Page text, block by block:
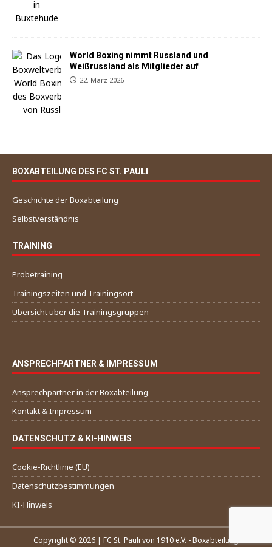
World Boxing nimmt Russland und
Weißrussland als Mitglieder auf
22. März 2026
BOXABTEILUNG DES FC ST. PAULI
Geschichte der Boxabteilung
Selbstverständnis
TRAINING
Probetraining
Trainingszeiten und Trainingsort
Übersicht über die Trainingsgruppen
ANSPRECHPARTNER & IMPRESSUM
Ansprechpartner in der Boxabteilung
Kontakt & Impressum
DATENSCHUTZ & KI-HINWEIS
Cookie-Richtlinie (EU)
Datenschutzbestimmungen
KI-Hinweis
Copyright © 2026 | FC St. Pauli von 1910 e.V. - Boxabteilung